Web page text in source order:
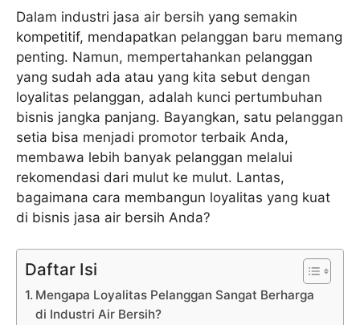
Dalam industri jasa air bersih yang semakin
kompetitif, mendapatkan pelanggan baru memang
penting. Namun, mempertahankan pelanggan
yang sudah ada atau yang kita sebut dengan
loyalitas pelanggan, adalah kunci pertumbuhan
bisnis jangka panjang. Bayangkan, satu pelanggan
setia bisa menjadi promotor terbaik Anda,
membawa lebih banyak pelanggan melalui
rekomendasi dari mulut ke mulut. Lantas,
bagaimana cara membangun loyalitas yang kuat
di bisnis jasa air bersih Anda?
Daftar Isi
Mengapa Loyalitas Pelanggan Sangat Berharga
di Industri Air Bersih?